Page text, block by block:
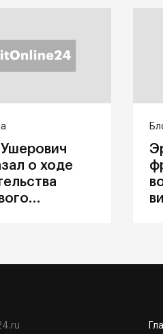
о ходе